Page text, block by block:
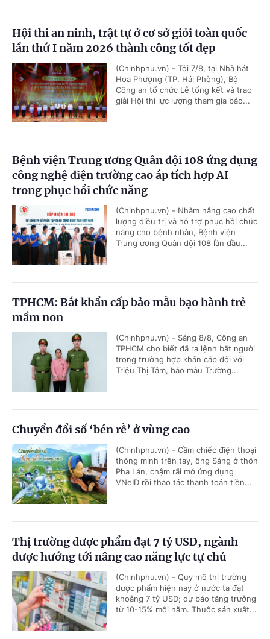
Hội thi an ninh, trật tự ở cơ sở giỏi toàn quốc
lần thứ I năm 2026 thành công tốt đẹp
(Chinhphu.vn) - Tối 7/8, tại Nhà hát
Hoa Phượng (TP. Hải Phòng), Bộ
Công an tổ chức Lễ tổng kết và trao
giải Hội thi lực lượng tham gia bảo...
Bệnh viện Trung ương Quân đội 108 ứng dụng
công nghệ điện trường cao áp tích hợp AI
trong phục hồi chức năng
(Chinhphu.vn) - Nhằm nâng cao chất
lượng điều trị và hỗ trợ phục hồi chức
năng cho bệnh nhân, Bệnh viện
Trung ương Quân đội 108 lần đầu...
TPHCM: Bắt khẩn cấp bảo mẫu bạo hành trẻ
mầm non
(Chinhphu.vn) - Sáng 8/8, Công an
TPHCM cho biết đã ra lệnh bắt người
trong trường hợp khẩn cấp đối với
Triệu Thị Tâm, bảo mẫu Trường...
Chuyển đổi số ‘bén rễ’ ở vùng cao
(Chinhphu.vn) - Cầm chiếc điện thoại
thông minh trên tay, ông Sáng ở thôn
Pha Lán, chậm rãi mở ứng dụng
VNeID rồi thao tác thanh toán tiền...
Thị trường dược phẩm đạt 7 tỷ USD, ngành
dược hướng tới nâng cao năng lực tự chủ
(Chinhphu.vn) - Quy mô thị trường
dược phẩm hiện nay ở nước ta đạt
khoảng 7 tỷ USD; dự báo tăng trưởng
từ 10-15% mỗi năm. Thuốc sản xuất...